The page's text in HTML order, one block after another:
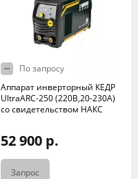
По запросу
Аппарат инверторный КЕДР
UltraARC-250 (220В,20-230А)
со свидетельством НАКС
52 900 р.
Запрос